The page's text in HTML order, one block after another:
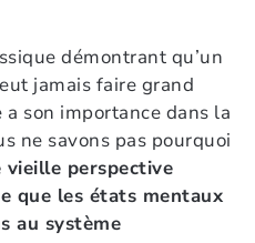
démontrant qu’un
jamais faire grand
son importance dans la
ne savons pas pourquoi
vieille perspective
que les états mentaux
au système